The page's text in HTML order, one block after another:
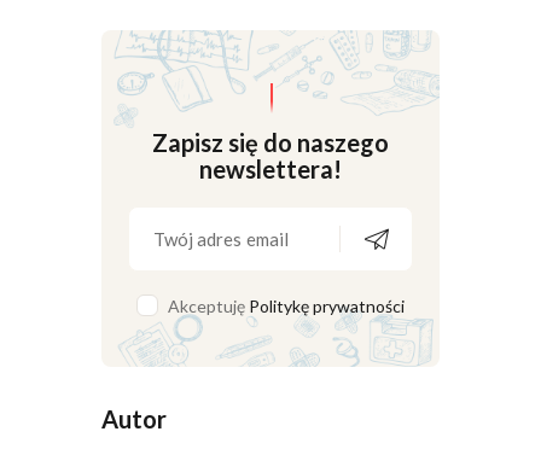
Zapisz się do naszego
newslettera!
Akceptuję Politykę prywatności
Autor